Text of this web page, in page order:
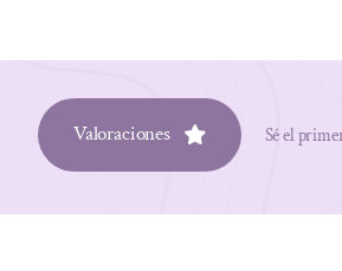
Valoraciones Sé el